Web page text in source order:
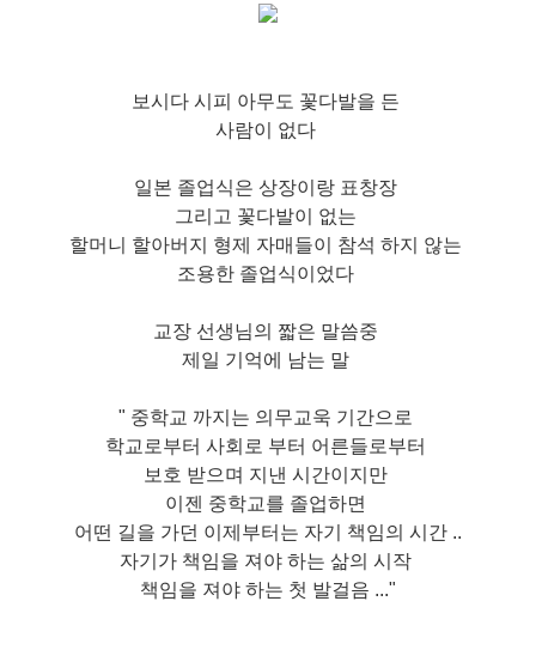
보시다 시피 아무도 꽃다발을 든
사람이 없다
일본 졸업식은 상장이랑 표창장
그리고 꽃다발이 없는
할머니 할아버지 형제 자매들이 참석 하지 않는
조용한 졸업식이었다
교장 선생님의 짧은 말씀중
제일 기억에 남는 말
" 중학교 까지는 의무교욱 기간으로
학교로부터 사회로 부터 어른들로부터
보호 받으며 지낸 시간이지만
이젠 중학교를 졸업하면
어떤 길을 가던 이제부터는 자기 책임의 시간 ..
자기가 책임을 져야 하는 삶의 시작
책임을 져야 하는 첫 발걸음 ..."